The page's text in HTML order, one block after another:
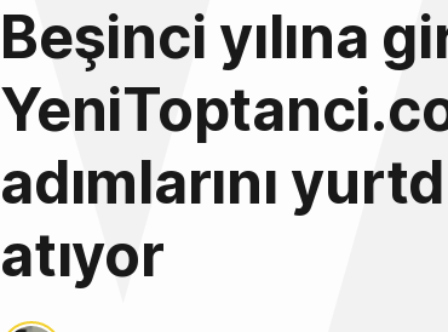
Beşinci yılına
adımlarını
atıyor